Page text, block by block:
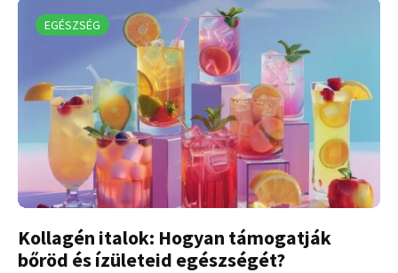
EGÉSZSÉG
Kollagén italok: Hogyan támogatják
bőröd és ízületeid egészségét?